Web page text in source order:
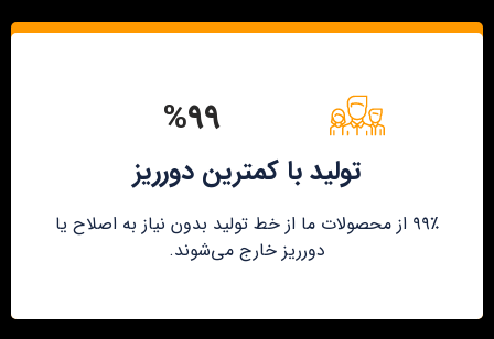
%۹۹
تولید با کمترین دورریز
۹۹٪ از محصولات ما از خط تولید بدون نیاز به اصلاح یا
دورریز خارج می‌شوند.